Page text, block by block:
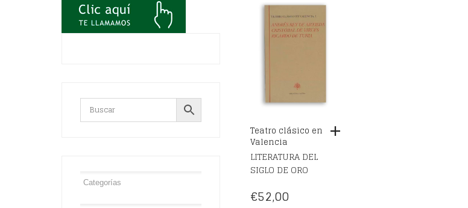
Teatro clásico en
Valencia
LITERATURA DEL
SIGLO DE ORO
€52,00